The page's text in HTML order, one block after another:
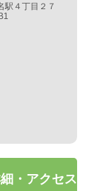
駅４丁目２７
・アクセス